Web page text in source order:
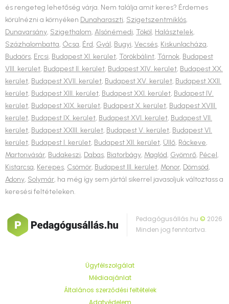
és rengeteg lehetőség várja. Nem találja amit keres? Érdemes
körülnézni a környéken Dunaharaszti, Szigetszentmiklós,
Dunavarsány, Szigethalom, Alsónémedi, Tököl, Halásztelek,
Százhalombatta, Ócsa, Érd, Gyál, Bugyi, Vecsés, Kiskunlacháza,
Budaörs, Ercsi, Budapest XI. kerület, Törökbálint, Tárnok, Budapest
VIII. kerület, Budapest II. kerület, Budapest XIV. kerület, Budapest XX.
kerület, Budapest XVII. kerület, Budapest XV. kerület, Budapest XXII.
kerület, Budapest XIII. kerület, Budapest XXI. kerület, Budapest IV.
kerület, Budapest XIX. kerület, Budapest X. kerület, Budapest XVIII.
kerület, Budapest IX. kerület, Budapest XVI. kerület, Budapest VII.
kerület, Budapest XXIII. kerület, Budapest V. kerület, Budapest VI.
kerület, Budapest I. kerület, Budapest XII. kerület, Üllő, Ráckeve,
Martonvásár, Budakeszi, Dabas, Biatorbágy, Maglód, Gyömrő, Pécel,
Kistarcsa, Kerepes, Csömör, Budapest III. kerület, Monor, Dömsöd,
Adony, Solymár, ha még így sem jártál sikerrel javasoljuk változtass a
keresési feltételeken.
Pedagógusállás.hu© 2026
Minden jog fenntartva.
Ügyfélszolgálat
Médiaajánlat
Általános szerződési feltételek
Adatvédelem